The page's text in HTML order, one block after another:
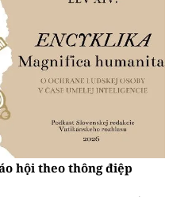
hội theo thông điệp